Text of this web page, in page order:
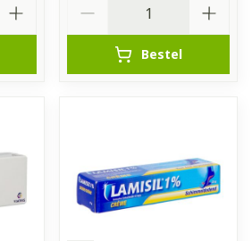
Bestel